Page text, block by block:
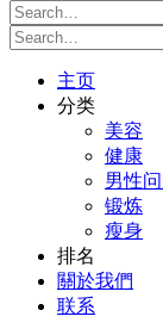
主页
分类
美容
健康
男性
锻炼
瘦身
排名
關於我們
联系